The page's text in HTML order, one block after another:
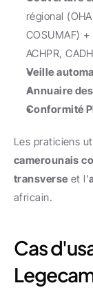
régional
COSUMAF) +
ACHPR,
Veille
Annuaire
Conformité
Les praticiens
camerounais
transverse et l'
africain.
Cas